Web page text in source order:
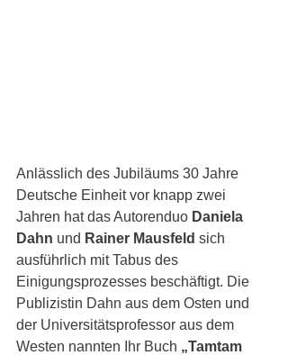
Anlässlich des Jubiläums 30 Jahre
Deutsche Einheit vor knapp zwei
Jahren hat das Autorenduo Daniela
Dahn und Rainer Mausfeld sich
ausführlich mit Tabus des
Einigungsprozesses beschäftigt. Die
Publizistin Dahn aus dem Osten und
der Universitätsprofessor aus dem
Westen nannten Ihr Buch „Tamtam